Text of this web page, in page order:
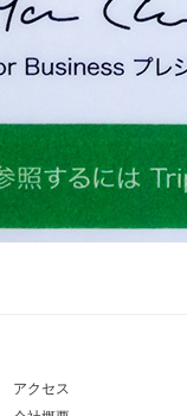
アクセス